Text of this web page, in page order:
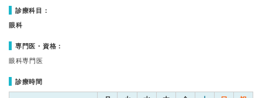
診療科目：
眼科
専門医・資格：
眼科専門医
診療時間